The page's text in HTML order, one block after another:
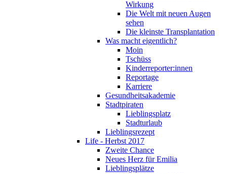
Wirkung
Die Welt mit neuen Augen
sehen
Die kleinste Transplantation
Was macht eigentlich?
Moin
Tschüss
Kinderreporter:innen
Reportage
Karriere
Gesundheitsakademie
Stadtpiraten
Lieblingsplatz
Stadturlaub
Lieblingsrezept
Life - Herbst 2017
Zweite Chance
Neues Herz für Emilia
Lieblingsplätze